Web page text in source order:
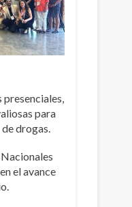
presenciales,
para
drogas.
el avance